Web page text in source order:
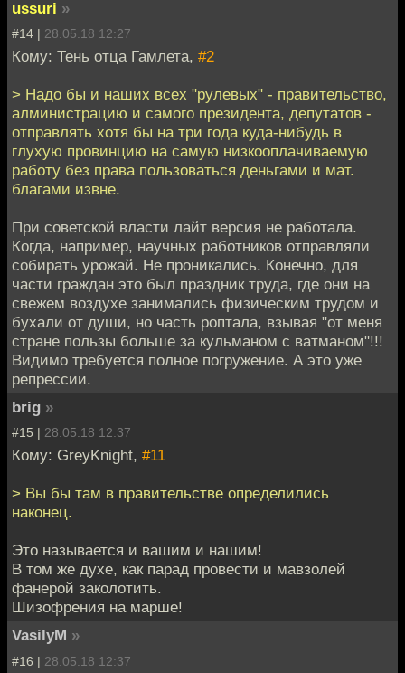
ussuri »
#14 | 28.05.18 12:27
Кому: Тень отца Гамлета, #2
> Надо бы и наших всех "рулевых" - правительство,
алминистрацию и самого президента, депутатов -
отправлять хотя бы на три года куда-нибудь в
глухую провинцию на самую низкооплачиваемую
работу без права пользоваться деньгами и мат.
благами извне.
При советской власти лайт версия не работала.
Когда, например, научных работников отправляли
собирать урожай. Не проникались. Конечно, для
части граждан это был праздник труда, где они на
свежем воздухе занимались физическим трудом и
бухали от души, но часть роптала, взывая "от меня
стране пользы больше за кульманом с ватманом"!!!
Видимо требуется полное погружение. А это уже
репрессии.
brig »
#15 | 28.05.18 12:37
Кому: GreyKnight, #11
> Вы бы там в правительстве определились
наконец.
Это называется и вашим и нашим!
В том же духе, как парад провести и мавзолей
фанерой заколотить.
Шизофрения на марше!
VasilyM »
#16 | 28.05.18 12:37